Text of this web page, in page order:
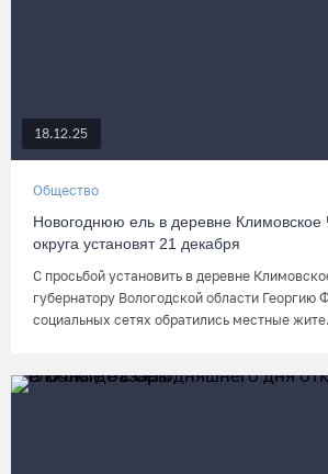
18.12.25
Общество
Новогоднюю ель в деревне Климовское
округа установят 21 декабря
С просьбой установить в деревне
губернатору Вологодской области Георгию
социальных сетях обратились местные